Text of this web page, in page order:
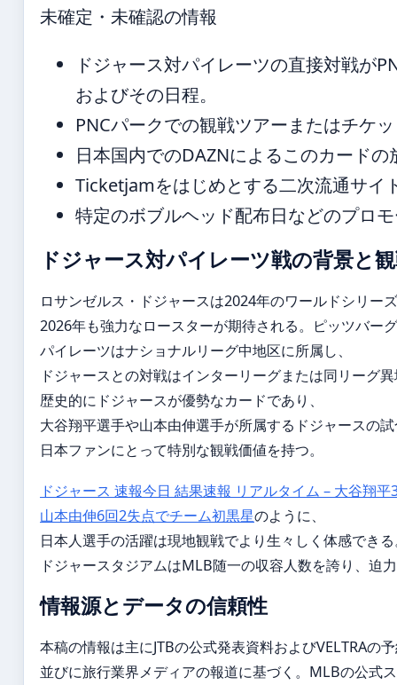
未確定・未確認の情報
ドジャース対パイレーツの直接対戦が
およびその日程。
PNCパークでの観戦ツアーまたはチケ
日本国内でのDAZNによるこのカードの
Ticketjamをはじめとする二次流通サイ
特定のボブルヘッド配布日などのプロ
ドジャース対パイレーツ戦の背景と
ロサンゼルス・ドジャースは2024年のワールドシリー
2026年も強力なロースターが期待される。ピッツバー
パイレーツはナショナルリーグ中地区に所属し、
ドジャースとの対戦はインターリーグまたは同リーグ
歴史的にドジャースが優勢なカードであり、
大谷翔平選手や山本由伸選手が所属するドジャースの
日本ファンにとって特別な観戦価値を持つ。
ドジャース 速報今日 結果速報 リアルタイム – 大谷翔
山本由伸6回2失点でチーム初黒星のように、
日本人選手の活躍は現地観戦でより生々しく体感でき
ドジャースタジアムはMLB随一の収容人数を誇り、迫
情報源とデータの信頼性
本稿の情報は主にJTBの公式発表資料およびVELTRAの
並びに旅行業界メディアの報道に基づく。MLBの公式